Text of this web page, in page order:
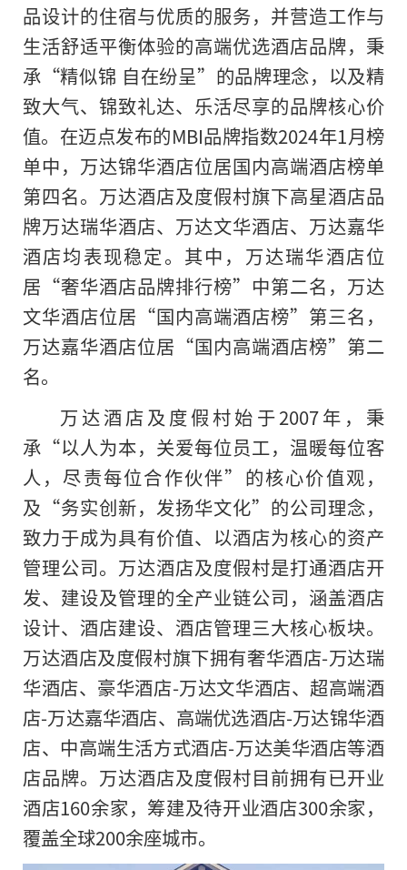
品设计的住宿与优质的服务，并营造工作与
生活舒适平衡体验的高端优选酒店品牌，秉
承“精似锦 自在纷呈”的品牌理念，以及精
致大气、锦致礼达、乐活尽享的品牌核心价
值。在迈点发布的MBI品牌指数2024年1月榜
单中，万达锦华酒店位居国内高端酒店榜单
第四名。万达酒店及度假村旗下高星酒店品
牌万达瑞华酒店、万达文华酒店、万达嘉华
酒店均表现稳定。其中，万达瑞华酒店位
居“奢华酒店品牌排行榜”中第二名，万达
文华酒店位居“国内高端酒店榜”第三名，
万达嘉华酒店位居“国内高端酒店榜”第二
名。
万达酒店及度假村始于2007年，秉
承“以人为本，关爱每位员工，温暖每位客
人，尽责每位合作伙伴”的核心价值观，
及“务实创新，发扬华文化”的公司理念，
致力于成为具有价值、以酒店为核心的资产
管理公司。万达酒店及度假村是打通酒店开
发、建设及管理的全产业链公司，涵盖酒店
设计、酒店建设、酒店管理三大核心板块。
万达酒店及度假村旗下拥有奢华酒店-万达瑞
华酒店、豪华酒店-万达文华酒店、超高端酒
店-万达嘉华酒店、高端优选酒店-万达锦华酒
店、中高端生活方式酒店-万达美华酒店等酒
店品牌。万达酒店及度假村目前拥有已开业
酒店160余家，筹建及待开业酒店300余家，
覆盖全球200余座城市。